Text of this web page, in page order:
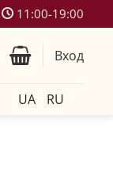
11:00-19:00
Вход
UA RU